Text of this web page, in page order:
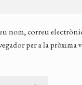
nom, correu
per a la pròxima